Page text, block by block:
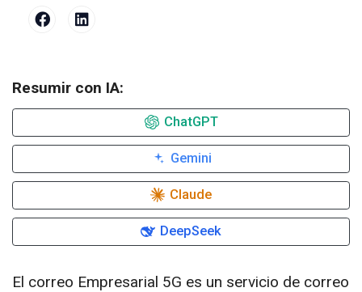
Resumir con IA:
ChatGPT
Gemini
Claude
DeepSeek
El correo Empresarial 5G es un servicio de correo